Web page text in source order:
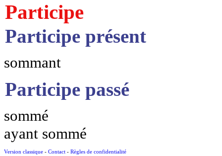
Participe
Participe présent
sommant
Participe passé
sommé
ayant sommé
Version classique - Contact - Règles de confidentialité